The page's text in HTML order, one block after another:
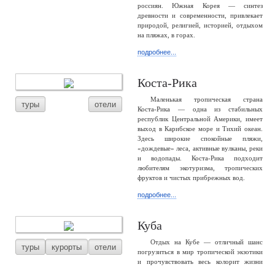
россиян. Южная Корея — синтез
древности и современности, привлекает
природой, религией, историей, отдыхом
на пляжах, в горах.
подробнее...
туры отели
Коста-Рика
Маленькая тропическая страна
Коста-Рика — одна из стабильных
республик Центральной Америки, имеет
выход в Карибское море и Тихий океан.
Здесь широкие спокойные пляжи,
«дождевые» леса, активные вулканы, реки
и водопады. Коста-Рика подходит
любителям экотуризма, тропических
фруктов и чистых прибрежных вод.
подробнее...
туры курорты отели
Куба
Отдых на Кубе — отличный шанс
погрузиться в мир тропической экзотики
и прочувствовать весь колорит жизни